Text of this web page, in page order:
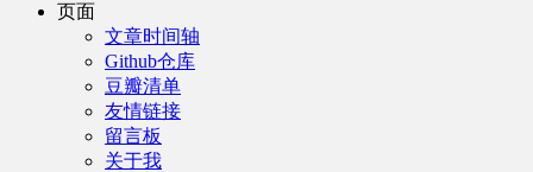
页面
文章时间轴
Github仓库
豆瓣清单
友情链接
留言板
关于我